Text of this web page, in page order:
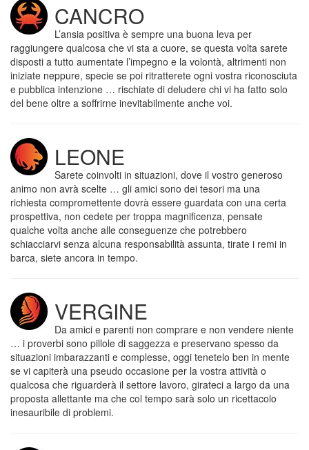
CANCRO
L’ansia positiva è sempre una buona leva per
raggiungere qualcosa che vi sta a cuore, se questa volta sarete
disposti a tutto aumentate l’impegno e la volontà, altrimenti non
iniziate neppure, specie se poi ritratterete ogni vostra riconosciuta
e pubblica intenzione … rischiate di deludere chi vi ha fatto solo
del bene oltre a soffrirne inevitabilmente anche voi.
LEONE
Sarete coinvolti in situazioni, dove il vostro generoso
animo non avrà scelte … gli amici sono dei tesori ma una
richiesta compromettente dovrà essere guardata con una certa
prospettiva, non cedete per troppa magnificenza, pensate
qualche volta anche alle conseguenze che potrebbero
schiacciarvi senza alcuna responsabilità assunta, tirate i remi in
barca, siete ancora in tempo.
VERGINE
Da amici e parenti non comprare e non vendere niente
… i proverbi sono pillole di saggezza e preservano spesso da
situazioni imbarazzanti e complesse, oggi tenetelo ben in mente
se vi capiterà una pseudo occasione per la vostra attività o
qualcosa che riguarderà il settore lavoro, girateci a largo da una
proposta allettante ma che col tempo sarà solo un ricettacolo
inesauribile di problemi.